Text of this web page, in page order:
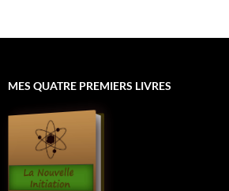
MES QUATRE PREMIERS LIVRES